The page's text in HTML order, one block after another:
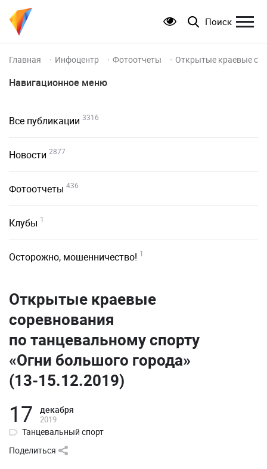
Поиск
Главная Инфоцентр Фотоотчеты Открытые краевые
Навигационное меню
Все публикации 3316
Новости 2877
Фотоотчеты 436
Клубы 1
Осторожно, мошенничество! 1
Открытые краевые
соревнования
по танцевальному спорту
«Огни большого города»
(13-15.12.2019)
17 декабря
2019
Танцевальный спорт
Поделиться